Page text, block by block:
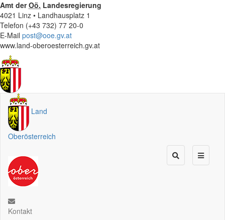
Amt derOö. Landesregierung
4021 Linz • Landhausplatz 1
Telefon (+43 732) 77 20-0
E-Mail post@ooe.gv.at
www.land-oberoesterreich.gv.at
Land
Oberösterreich
Kontakt